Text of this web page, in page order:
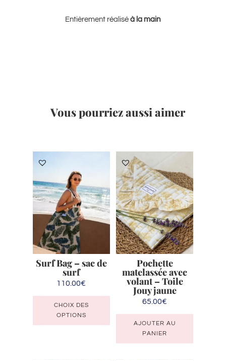
Entièrement réaliséà la main
Vous pourriez aussi aimer
Surf Bag – sac de
surf
110.00€
CHOIX DES
OPTIONS
Ce
Pochette
matelassée avec
volant – Toile
Jouy jaune
65.00€
AJOUTER AU
PANIER